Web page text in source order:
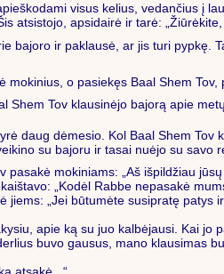
visus kelius, vedančius į
atsistojo, apsidairė ir tarė:
bajoro ir paklausė, ar jis turi pypkę.
mokinius, o pasiekęs Baal Shem
Shem Tov klausinėjo bajorą apie
daug dėmesio. Kol Baal Shem
su bajoru ir tasai nuėjo su savo
pasakė mokiniams: „Aš išpildžiau
„Kodėl Rabbe nepasakė
jiems: „Jei būtumėte susipratę
apie ką su juo kalbėjausi. Kai
buvo gausus, mano klausimas